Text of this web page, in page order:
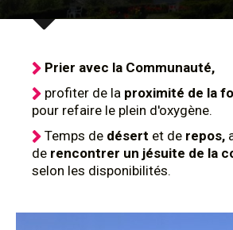
Prier avec la Communauté,
profiter de la proximité de la
pour refaire le plein d'oxygène.
Temps de désert et de repos,
de rencontrer un jésuite de la
selon les disponibilités.